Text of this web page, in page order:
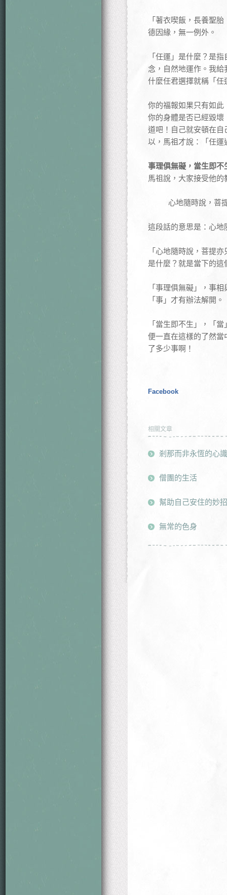
「著衣喫飯，長養聖
德因緣，無一例外。
「任運」是什麼？是
念，自然地運作。我
什麼任君選擇就稱「任
你的福報如果只有如
你的身體是否已經毀
道吧！自己就安頓在
以，馬祖才說：「任運
事理俱無礙，當生即不
馬祖說，大家接受他
心地隨時說，菩
這段話的意思是：心
「心地隨時說，菩提
是什麼？就是當下的這
「事理俱無礙」，事
「事」才有辦法解開
「當生即不生」，「
便一直在這樣的了然
了多少事啊！
Facebook
相關文章
剎那而非永恆的心識
僧團的生活
幫助自己安住的妙招
無常的色身